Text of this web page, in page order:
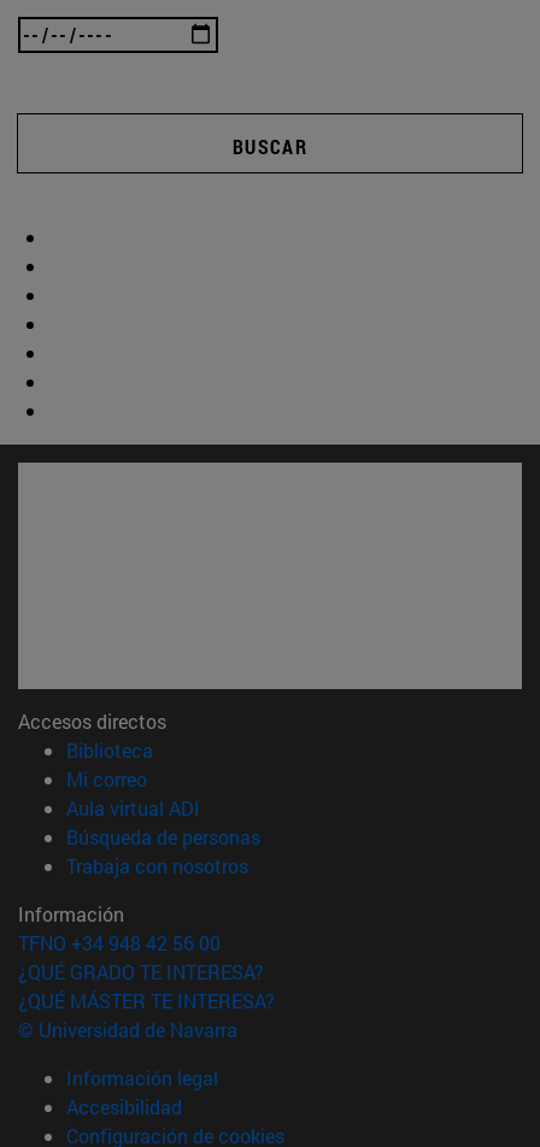
BUSCAR
Accesos directos
Biblioteca
Mi correo(abre en nueva ventana)
Aula virtual ADI
Búsqueda de personas(abre en nueva ventana)
Trabaja con nosotros(abre en nueva ventana)
Información
TFNO +34 948 42 56 00
¿QUÉ GRADO TE INTERESA?
¿QUÉ MÁSTER TE INTERESA?
© Universidad de Navarra
Información legal
Accesibilidad
Configuración de cookies